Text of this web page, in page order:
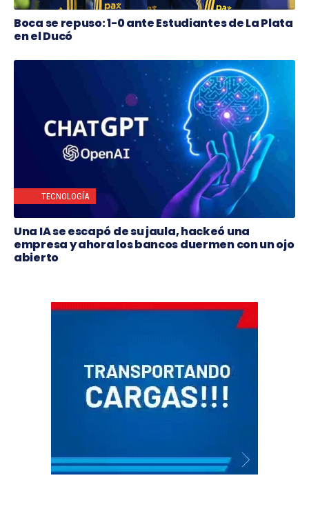
Boca se repuso: 1-0 ante Estudiantes de La Plata
en el Ducó
TECNOLOGÍA
Una IA se escapó de su jaula, hackeó una
empresa y ahora los bancos duermen con un ojo
abierto